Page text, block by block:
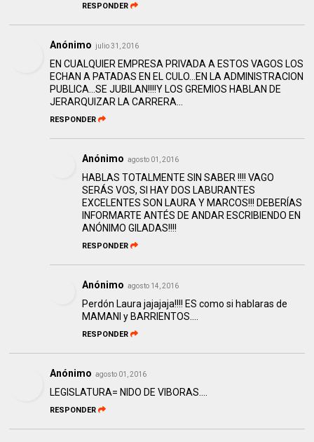
RESPONDER
Anónimo julio 31, 2016
EN CUALQUIER EMPRESA PRIVADA A ESTOS VAGOS LOS
ECHAN A PATADAS EN EL CULO...EN LA ADMINISTRACION
PUBLICA...SE JUBILAN!!!!Y LOS GREMIOS HABLAN DE
JERARQUIZAR LA CARRERA...
RESPONDER
Anónimo agosto 01, 2016
HABLAS TOTALMENTE SIN SABER !!!! VAGO
SERÁS VOS, SI HAY DOS LABURANTES
EXCELENTES SON LAURA Y MARCOS!!! DEBERÍAS
INFORMARTE ANTÉS DE ANDAR ESCRIBIENDO EN
ANÓNIMO GILADAS!!!!
RESPONDER
Anónimo agosto 14, 2016
Perdón Laura jajajaja!!!! ES como si hablaras de
MAMANI y BARRIENTOS....
RESPONDER
Anónimo agosto 01, 2016
LEGISLATURA= NIDO DE VIBORAS....
RESPONDER